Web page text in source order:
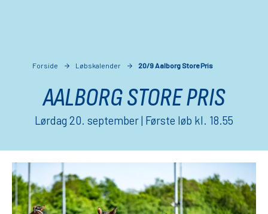
Forside Løbskalender 20/9 Aalborg Store Pris
AALBORG STORE PRIS
Lørdag 20. september | Første løb kl. 18.55